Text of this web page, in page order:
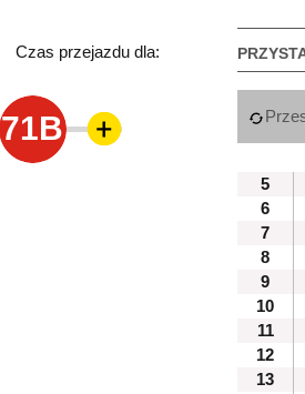
Czas przejazdu dla:
71B
5
6
7
8
9
10
11
12
13